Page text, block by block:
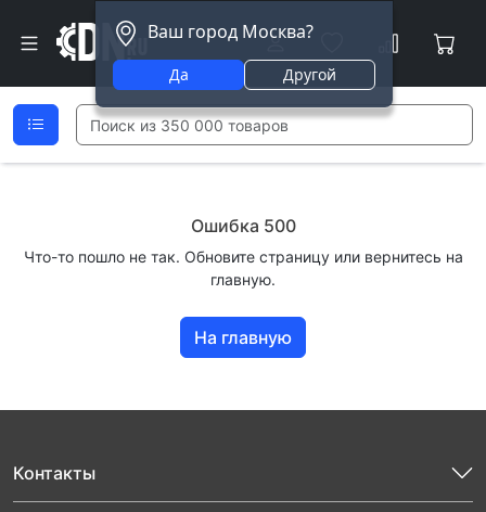
Ваш город Москва?
Да Другой
Ошибка 500
Что-то пошло не так. Обновите страницу или вернитесь на
главную.
На главную
Контакты